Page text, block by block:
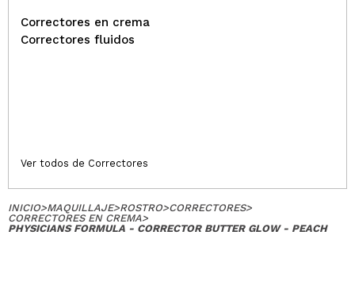
Correctores en crema
Correctores fluidos
Ver todos de Correctores
INICIO>MAQUILLAJE>ROSTRO>CORRECTORES>
CORRECTORES EN CREMA>
PHYSICIANS FORMULA - CORRECTOR BUTTER GLOW - PEACH